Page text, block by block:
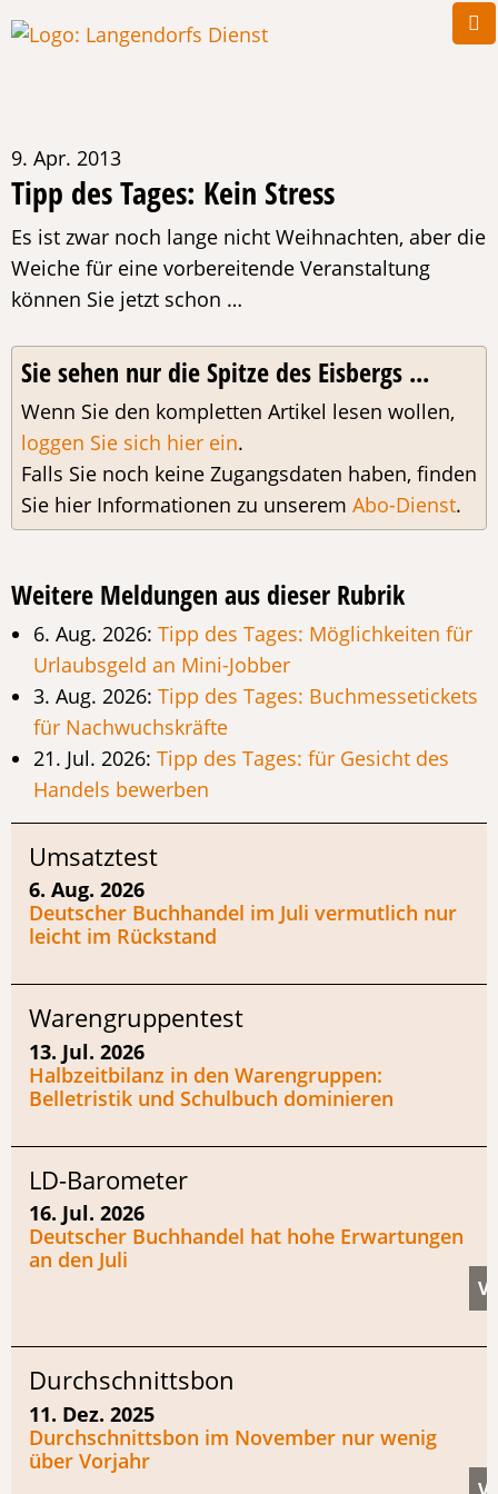
9. Apr. 2013
Tipp des Tages: Kein Stress
Es ist zwar noch lange nicht Weihnachten, aber die
Weiche für eine vorbereitende Veranstaltung
können Sie jetzt schon …
Sie sehen nur die Spitze des Eisbergs ...
Wenn Sie den kompletten Artikel lesen wollen,
loggen Sie sich hier ein.
Falls Sie noch keine Zugangsdaten haben, finden
Sie hier Informationen zu unserem Abo-Dienst.
Weitere Meldungen aus dieser Rubrik
6. Aug. 2026: Tipp des Tages: Möglichkeiten für
Urlaubsgeld an Mini-Jobber
3. Aug. 2026: Tipp des Tages: Buchmessetickets
für Nachwuchskräfte
21. Jul. 2026: Tipp des Tages: für Gesicht des
Handels bewerben
Umsatztest
6. Aug. 2026
Deutscher Buchhandel im Juli vermutlich nur
leicht im Rückstand
Warengruppentest
13. Jul. 2026
Halbzeitbilanz in den Warengruppen:
Belletristik und Schulbuch dominieren
LD-Barometer
16. Jul. 2026
Deutscher Buchhandel hat hohe Erwartungen
an den Juli
Durchschnittsbon
11. Dez. 2025
Durchschnittsbon im November nur wenig
über Vorjahr